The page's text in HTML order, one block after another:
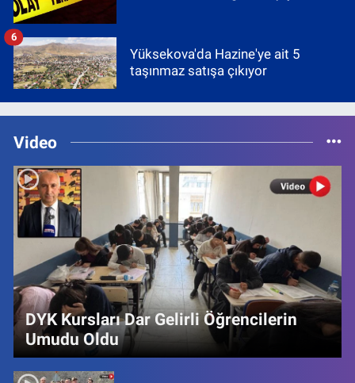
Yüksekova'da Hazine'ye ait 5
taşınmaz satışa çıkıyor
6
Video
DYK Kursları Dar Gelirli Öğrencilerin
Umudu Oldu